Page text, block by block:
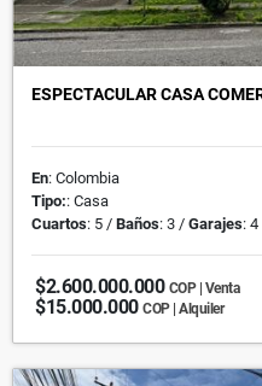
ESPECTACULAR CASA
En: Colombia
Tipo:: Casa
Cuartos: 5 / Baños: 3 / Garajes: 4
$2.600.000.000 COP | Venta
$15.000.000 COP | Alquiler